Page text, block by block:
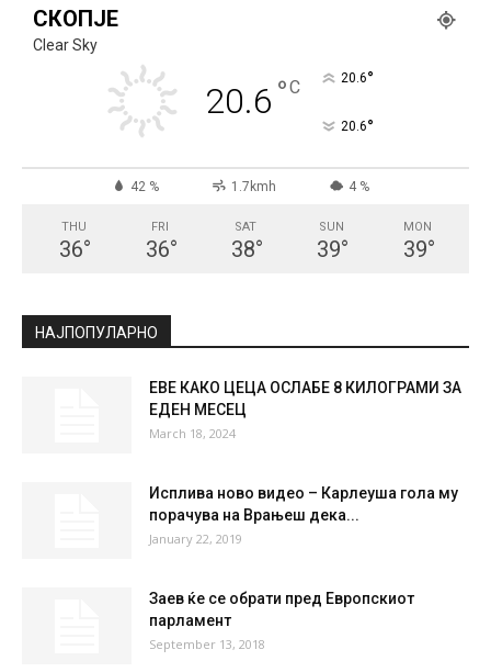
СКОПЈЕ
Clear Sky
20.6 °C 20.6°
20.6°
42 % 1.7kmh 4 %
THU
36°
FRI
36°
SAT
38°
SUN
39°
MON
39°
НАЈПОПУЛАРНО
ЕВЕ КАКО ЦЕЦА ОСЛАБЕ 8 КИЛОГРАМИ ЗА
ЕДЕН МЕСЕЦ
March 18, 2024
Исплива ново видео – Карлеуша гола му
порачува на Врањеш дека...
January 22, 2019
Заев ќе се обрати пред Европскиот
парламент
September 13, 2018